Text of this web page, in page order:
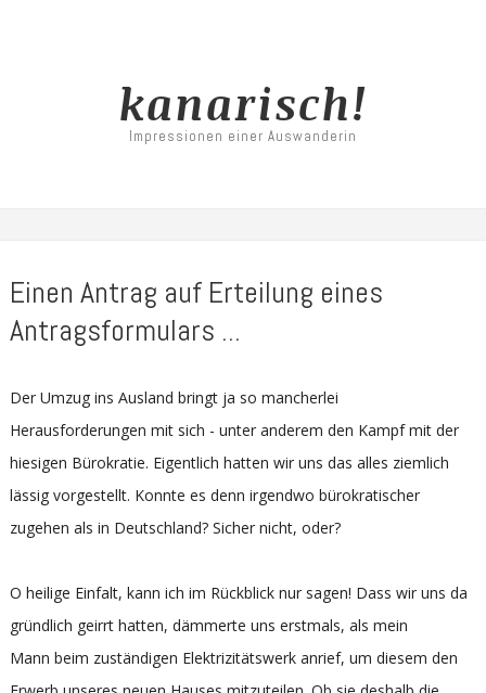
kanarisch!
Impressionen einer Auswanderin
Einen Antrag auf Erteilung eines
Antragsformulars ...
Der Umzug ins Ausland bringt ja so mancherlei
Herausforderungen mit sich - unter anderem den Kampf mit der
hiesigen Bürokratie. Eigentlich hatten wir uns das alles ziemlich
lässig vorgestellt. Konnte es denn irgendwo bürokratischer
zugehen als in Deutschland? Sicher nicht, oder?
O heilige Einfalt, kann ich im Rückblick nur sagen! Dass wir uns da
gründlich geirrt hatten, dämmerte uns erstmals, als mein
Mann beim zuständigen Elektrizitätswerk anrief, um diesem den